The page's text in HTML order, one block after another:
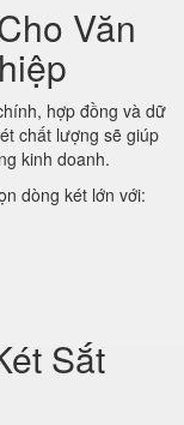
Văn
hợp đồng và dữ
chất lượng sẽ giúp
kinh doanh.
dòng két lớn với:
Sắt